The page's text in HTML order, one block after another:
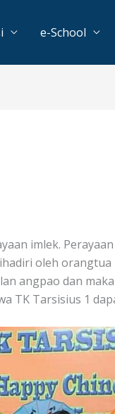
e-School
imlek.
oleh
angpao dan
TK Tarsisius 1